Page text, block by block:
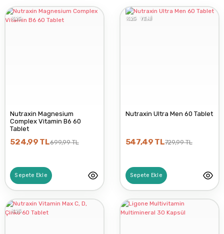
HİPER FARMA
%25
Nutraxin Magnesium
Complex Vitamin B6 60
Tablet
524,99 TL699,99 TL
Sepete Ekle
%25 YENİ
Nutraxin Ultra Men 60 Tablet
547,49 TL729,99 TL
Sepete Ekle
%25